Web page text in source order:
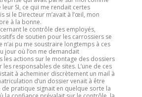
SI, ce qui me rendait certes
si le Directeur m’avait à l’œil, mon
à la bonne.
le contrôle des employés,
de soutien pour les carrossiers se
n’ai pu me soustraire longtemps à ces
jour où l’on me demandait
les actions sur le montage des dossiers
les responsables de sites. L’une de ces
à acheminer discrètement un mail à
d’un dossier venait à être
de pratique signait en quelque sorte la